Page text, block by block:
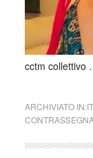
cctm collettivo
ARCHIVIATO IN: